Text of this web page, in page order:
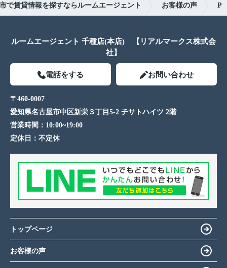
で賃貸情報を探すならルームエージェント お客様の声 P
ルームエージェント 千種店(本店) 【リアルマークス株式会
社】
電話をする お問い合わせ
〒460-0007
愛知県名古屋市中区新栄３丁目5-2 チサトハイツ 2階
営業時間： 10:00~19:00
定休日： 不定休
トップページ
お客様の声